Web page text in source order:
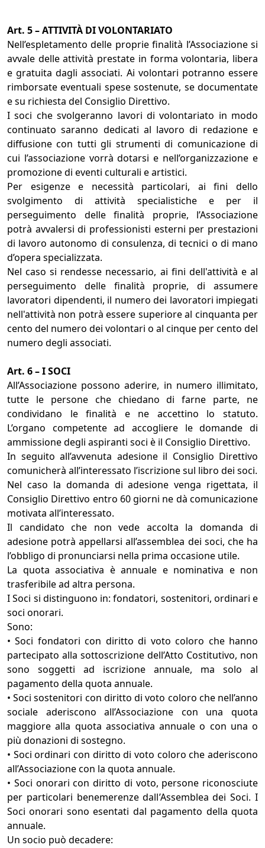
Art. 5 – ATTIVITÀ DI VOLONTARIATO
Nell’espletamento delle proprie finalità l’Associazione si
avvale delle attività prestate in forma volontaria, libera
e gratuita dagli associati. Ai volontari potranno essere
rimborsate eventuali spese sostenute, se documentate
e su richiesta del Consiglio Direttivo.
I soci che svolgeranno lavori di volontariato in modo
continuato saranno dedicati al lavoro di redazione e
diffusione con tutti gli strumenti di comunicazione di
cui l’associazione vorrà dotarsi e nell’organizzazione e
promozione di eventi culturali e artistici.
Per esigenze e necessità particolari, ai fini dello
svolgimento di attività specialistiche e per il
perseguimento delle finalità proprie, l’Associazione
potrà avvalersi di professionisti esterni per prestazioni
di lavoro autonomo di consulenza, di tecnici o di mano
d’opera specializzata.
Nel caso si rendesse necessario, ai fini dell'attività e al
perseguimento delle finalità proprie, di assumere
lavoratori dipendenti, il numero dei lavoratori impiegati
nell'attività non potrà essere superiore al cinquanta per
cento del numero dei volontari o al cinque per cento del
numero degli associati.
Art. 6 – I SOCI
All’Associazione possono aderire, in numero illimitato,
tutte le persone che chiedano di farne parte, ne
condividano le finalità e ne accettino lo statuto.
L’organo competente ad accogliere le domande di
ammissione degli aspiranti soci è il Consiglio Direttivo.
In seguito all’avvenuta adesione il Consiglio Direttivo
comunicherà all’interessato l’iscrizione sul libro dei soci.
Nel caso la domanda di adesione venga rigettata, il
Consiglio Direttivo entro 60 giorni ne dà comunicazione
motivata all’interessato.
Il candidato che non vede accolta la domanda di
adesione potrà appellarsi all’assemblea dei soci, che ha
l’obbligo di pronunciarsi nella prima occasione utile.
La quota associativa è annuale e nominativa e non
trasferibile ad altra persona.
I Soci si distinguono in: fondatori, sostenitori, ordinari e
soci onorari.
Sono:
• Soci fondatori con diritto di voto coloro che hanno
partecipato alla sottoscrizione dell’Atto Costitutivo, non
sono soggetti ad iscrizione annuale, ma solo al
pagamento della quota annuale.
• Soci sostenitori con diritto di voto coloro che nell’anno
sociale aderiscono all’Associazione con una quota
maggiore alla quota associativa annuale o con una o
più donazioni di sostegno.
• Soci ordinari con diritto di voto coloro che aderiscono
all’Associazione con la quota annuale.
• Soci onorari con diritto di voto, persone riconosciute
per particolari benemerenze dall’Assemblea dei Soci. I
Soci onorari sono esentati dal pagamento della quota
annuale.
Un socio può decadere: